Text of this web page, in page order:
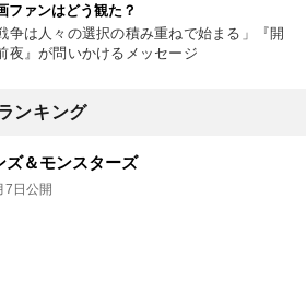
ファンはどう観た？
争は人々の選択の積み重ねで始まる」『開
夜』が問いかけるメッセージ
ンキング
ズ＆モンスターズ
7日公開